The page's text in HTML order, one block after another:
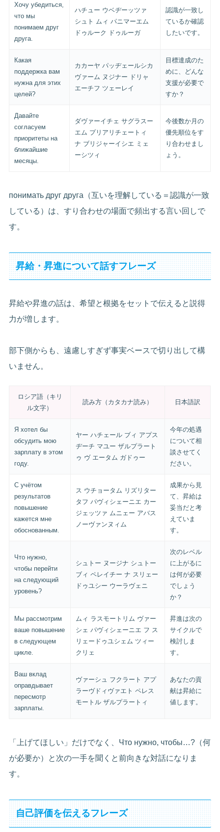
Хочу убедиться,
что мы
понимаем друг
друга.
ハチュー ウベヂーッツァ
シュト ムィ パニマーエム
ドゥルーク ドゥルーガ
認識が一致し
ているか確認
したいです。
Какая
поддержка вам
нужна для этих
целей?
カカーヤ パッヂェールシカ
ヴァーム ヌジナー ドリャ
エーチフ ツェーレイ
目標達成のた
めに、どんな
支援が必要で
すか？
Давайте
согласуем
приоритеты на
ближайшие
месяцы.
ダヴァーイチェ サグラスー
エム プリアリチェートィ
ナ ブリジャーイシエ ミェ
ーシツィ
今後数か月の
優先順位をす
り合わせまし
ょう。
понимать друг друга（互いを理解している＝認識が一致
している）は、すり合わせの場面で頻出する言い回しで
す。
昇給・昇進について話すフレーズ
昇給や昇進の話は、希望と根拠をセットで伝えると説得
力が増します。
部下側からも、遠慮しすぎず事実ベースで切り出して構
いません。
ロシア語（キリ
ル文字）
読み方（カタカナ読み） 日本語訳
Я хотел бы
обсудить мою
зарплату в этом
году.
ヤー ハチェール ブィ アプス
ヂーチ マユー ザルプラート
ゥ ヴ エータム ガドゥー
今年の処遇
について相
談させてく
ださい。
С учётом
результатов
повышение
кажется мне
обоснованным.
ス ウチョータム リズリター
タフ パヴィシェーニエ カー
ジェッツァ ムニェー アバス
ノーヴァンヌィム
成果から見
て、昇給は
妥当だと考
えていま
す。
Что нужно,
чтобы перейти
на следующий
уровень?
シュトー ヌージナ シュトー
ブィ ペレイチー ナ スリェー
ドゥユシー ウーラヴェニ
次のレベル
に上がるに
は何が必要
でしょう
か？
Мы рассмотрим
ваше повышение
в следующем
цикле.
ムィ ラスモートリム ヴァー
シェ パヴィシェーニエ フ ス
リェードゥユシェム ツィー
クリェ
昇進は次の
サイクルで
検討しま
す。
Ваш вклад
оправдывает
пересмотр
зарплаты.
ヴァーシュ フクラート アプ
ラーヴドィヴァエト ペレス
モートル ザルプラートィ
あなたの貢
献は昇給に
値します。
「上げてほしい」だけでなく、Что нужно, чтобы…?（何
が必要か）と次の一手を聞くと前向きな対話になりま
す。
自己評価を伝えるフレーズ